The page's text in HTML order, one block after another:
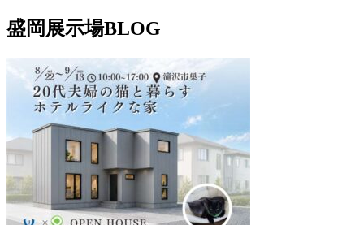
盛岡展示場BLOG